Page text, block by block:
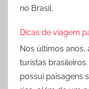
no Brasil.
Dicas de viagem
Nos últimos anos,
turistas
possui paisagens